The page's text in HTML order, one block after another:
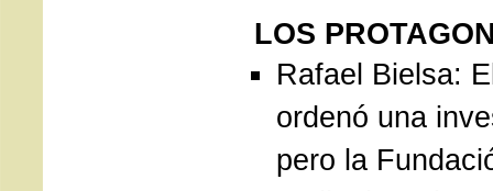
LOS
Rafael Bielsa:
ordenó una
pero la